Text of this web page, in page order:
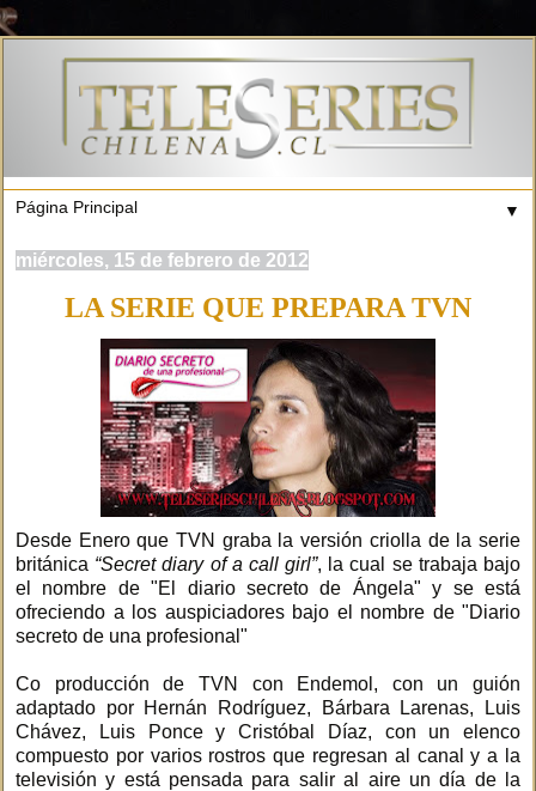
▼
miércoles, 15 de febrero de 2012
LA SERIE QUE PREPARA TVN
Desde Enero que TVN graba la versión criolla de la serie
británica “Secret diary of a call girl”, la cual se trabaja bajo
el nombre de "El diario secreto de Ángela" y se está
ofreciendo a los auspiciadores bajo el nombre de "Diario
secreto de una profesional"
Co producción de TVN con Endemol, con un guión
adaptado por Hernán Rodríguez, Bárbara Larenas, Luis
Chávez, Luis Ponce y Cristóbal Díaz, con un elenco
compuesto por varios rostros que regresan al canal y a la
televisión y está pensada para salir al aire un día de la